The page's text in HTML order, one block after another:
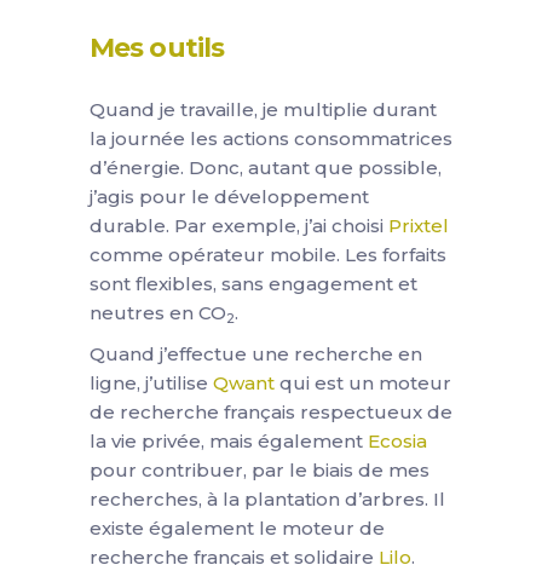
Mes outils
Quand je travaille, je multiplie durant
la journée les actions consommatrices
d’énergie. Donc, autant que possible,
j’agis pour le développement
durable. Par exemple, j’ai choisi Prixtel
comme opérateur mobile. Les forfaits
sont flexibles, sans engagement et
neutres en CO2.
Quand j’effectue une recherche en
ligne, j’utilise Qwant qui est un moteur
de recherche français respectueux de
la vie privée, mais également Ecosia
pour contribuer, par le biais de mes
recherches, à la plantation d’arbres. Il
existe également le moteur de
recherche français et solidaire Lilo.